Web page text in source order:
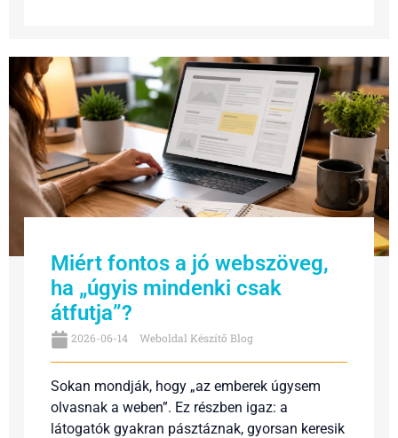
Miért fontos a jó webszöveg,
ha „úgyis mindenki csak
átfutja”?
2026-06-14 Weboldal Készítő Blog
Sokan mondják, hogy „az emberek úgysem
olvasnak a weben”. Ez részben igaz: a
látogatók gyakran pásztáznak, gyorsan keresik